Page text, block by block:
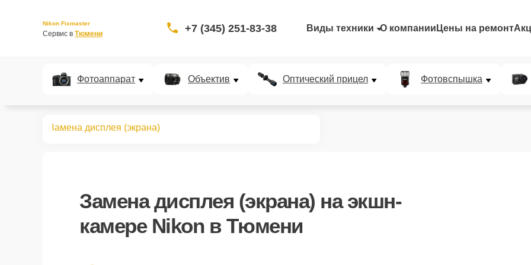
Nikon Fixmaster
Сервис в Тюмени +7 (345) 251-83-38 Виды техники О компании Цены на ремонт
Фотоаппарат Объектив Оптический прицел Фотовспышка
Замена дисплея (экрана)
Замена дисплея (экрана) на экшн-
камере Nikon в Тюмени